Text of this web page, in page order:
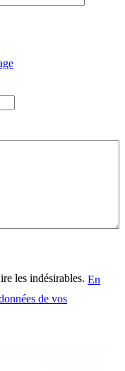
les indésirables.En
de vos